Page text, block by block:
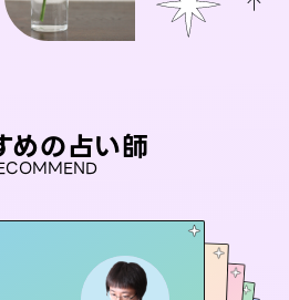
めの占い師